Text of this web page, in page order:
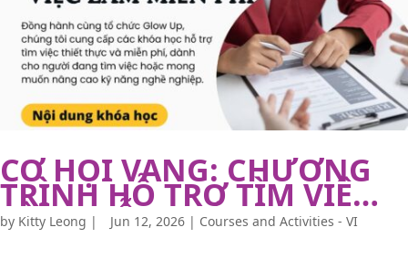
CƠ HỘI VÀNG: CHƯƠNG
TRÌNH HỖ TRỢ TÌM VIỆC
LÀM MIỄN PHÍ!
by Kitty Leong | Jun 12, 2026 | Courses and Activities - VI